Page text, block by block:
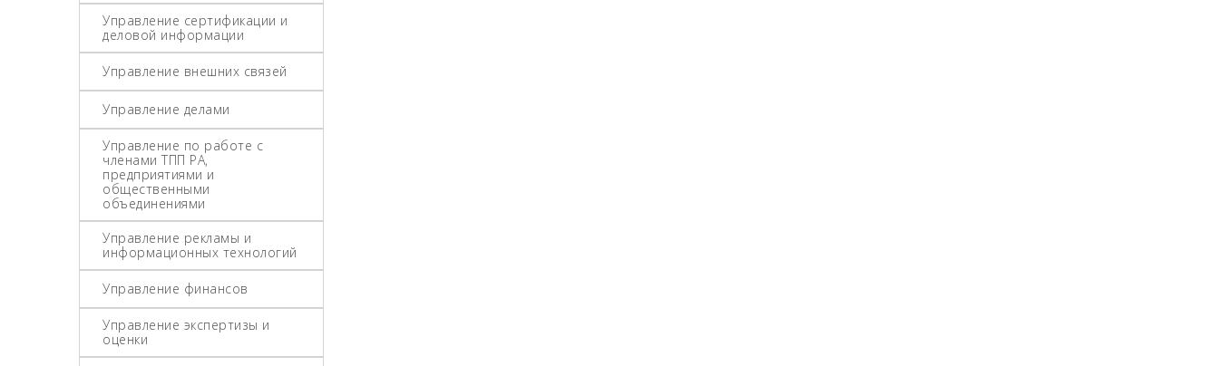
Управление сертификации и
деловой информации
Управление внешних связей
Управление делами
Управление по работе с
членами ТПП РА,
предприятиями и
общественными
объединениями
Управление рекламы и
информационных технологий
Управление финансов
Управление экспертизы и
оценки